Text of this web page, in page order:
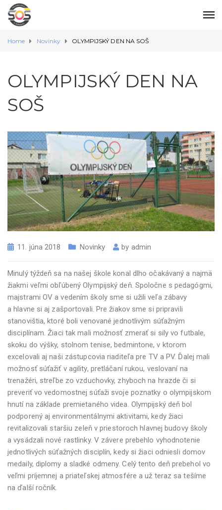
Home Novinky OLYMPIJSKÝ DEN NA SOŠ
OLYMPIJSKÝ DEN NA
SOŠ
11. júna 2018 Novinky by admin
Minulý týždeň sa na našej škole konal dlho očakávaný a najmä
žiakmi veľmi obľúbený Olympijský deň. Spoločne s pedagógmi,
majstrami OV a vedením školy sme si užili veľa zábavy
a hlavne si aj zašportovali. Pre žiakov sme si pripravili
stanovištia, ktoré boli venované jednotlivým súťažným
disciplínam. Žiaci tak mali možnosť zmerať si sily vo futbale,
skoku do výšky, stolnom tenise, bedmintone, v ktorom
excelovali aj naši zástupcovia riaditeľa pre TV a PV. Ďalej mali
možnosť súťažiť v agility, pretláčaní rukou, veslovaní na
trenažéri, streľbe zo vzduchovky, zhyboch na hrazde či si
preveriť vo vedomostnej súťaži svoje poznatky o olympijskom
hnutí na základe premietaného videa. Olympijský deň bol
podporený aj environmentálnymi aktivitami, kedy žiaci
revitalizovali staršiu zeleň v priestoroch hlavnej budovy školy
a vysádzali nové rastlinky. V závere prebehlo vyhodnotenie
jednotlivých súťažných disciplín, kedy si žiaci odniesli domov
medaily, diplomy a sladké odmeny. Celý tento deň prebehol vo
veľmi príjemnej a priateľskej atmosfére a už teraz sa tešíme
na ďalší ročník.